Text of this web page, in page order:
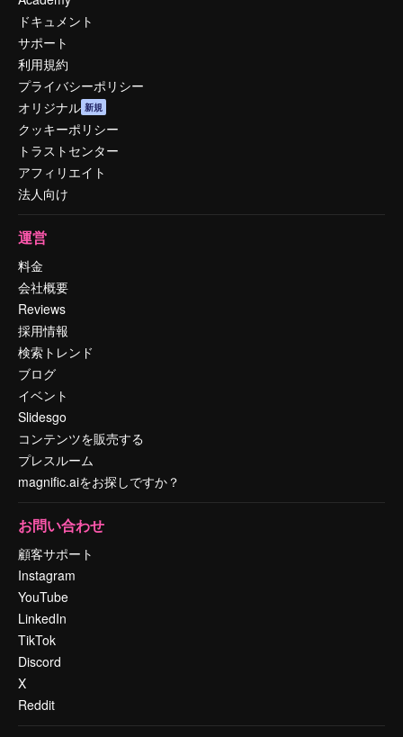
ドキュメント
サポート
利用規約
プライバシーポリシー
オリジナル 新規
クッキーポリシー
トラストセンター
アフィリエイト
法人向け
運営
料金
会社概要
Reviews
採用情報
検索トレンド
ブログ
イベント
Slidesgo
コンテンツを販売する
プレスルーム
magnific.aiをお探しですか？
お問い合わせ
顧客サポート
Instagram
YouTube
LinkedIn
TikTok
Discord
X
Reddit